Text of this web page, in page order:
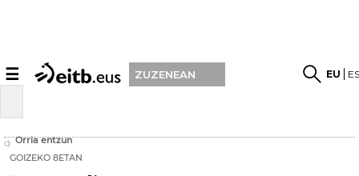
☰ ZUZENEAN EU
Orria entzun
GOIZEKO 8ETAN